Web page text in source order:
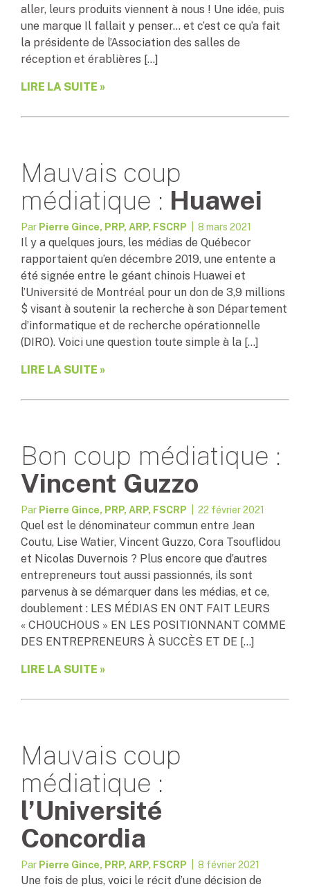
aller, leurs produits viennent à nous ! Une idée, puis
une marque Il fallait y penser… et c’est ce qu’a fait
la présidente de l’Association des salles de
réception et érablières […]
LIRE LA SUITE »
Mauvais coup
médiatique : Huawei
Par Pierre Gince, PRP, ARP, FSCRP | 8 mars 2021
Il y a quelques jours, les médias de Québecor
rapportaient qu’en décembre 2019, une entente a
été signée entre le géant chinois Huawei et
l’Université de Montréal pour un don de 3,9 millions
$ visant à soutenir la recherche à son Département
d’informatique et de recherche opérationnelle
(DIRO). Voici une question toute simple à la […]
LIRE LA SUITE »
Bon coup médiatique :
Vincent Guzzo
Par Pierre Gince, PRP, ARP, FSCRP | 22 février 2021
Quel est le dénominateur commun entre Jean
Coutu, Lise Watier, Vincent Guzzo, Cora Tsouflidou
et Nicolas Duvernois ? Plus encore que d’autres
entrepreneurs tout aussi passionnés, ils sont
parvenus à se démarquer dans les médias, et ce,
doublement : LES MÉDIAS EN ONT FAIT LEURS
« CHOUCHOUS » EN LES POSITIONNANT COMME
DES ENTREPRENEURS À SUCCÈS ET DE […]
LIRE LA SUITE »
Mauvais coup
médiatique :
l’Université
Concordia
Par Pierre Gince, PRP, ARP, FSCRP | 8 février 2021
Une fois de plus, voici le récit d’une décision de